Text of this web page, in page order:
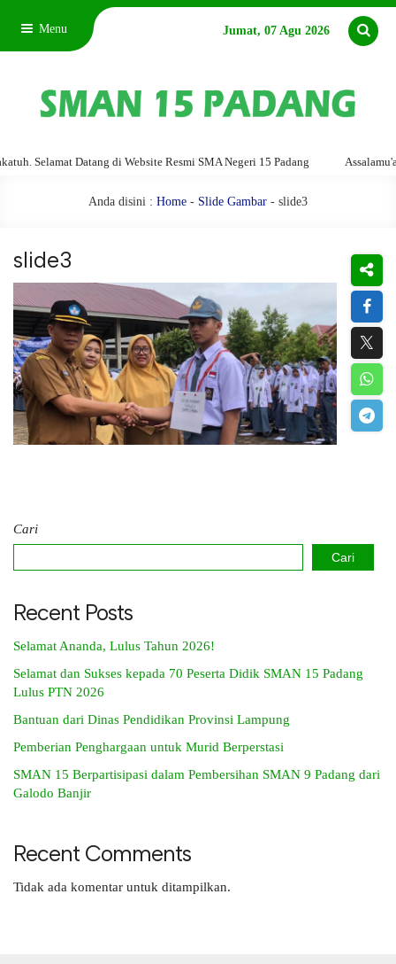
Menu Jumat, 07 Agu 2026
Selamat Datang di Website Resmi SMA Negeri 15 Padang
Anda disini : Home - Slide Gambar - slide3
slide3
Cari
Cari
Recent Posts
Selamat Ananda, Lulus Tahun 2026!
Selamat dan Sukses kepada 70 Peserta Didik SMAN 15 Padang
Lulus PTN 2026
Bantuan dari Dinas Pendidikan Provinsi Lampung
Pemberian Penghargaan untuk Murid Berperstasi
SMAN 15 Berpartisipasi dalam Pembersihan SMAN 9 Padang dari
Galodo Banjir
Recent Comments
Tidak ada komentar untuk ditampilkan.